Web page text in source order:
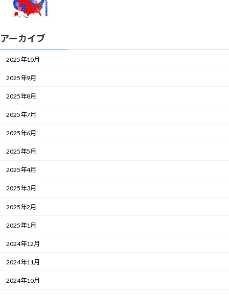
アーカイブ
2025年10月
2025年9月
2025年8月
2025年7月
2025年6月
2025年5月
2025年4月
2025年3月
2025年2月
2025年1月
2024年12月
2024年11月
2024年10月